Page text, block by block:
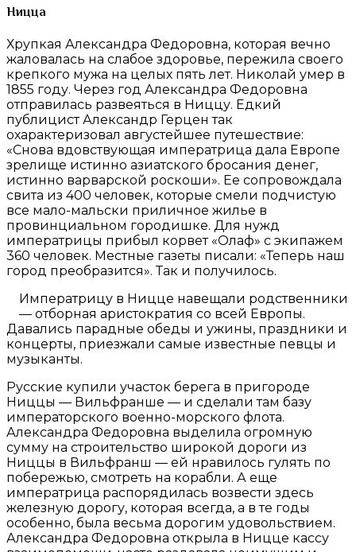
Ницца
Хрупкая Александра Федоровна, которая вечно
жаловалась на слабое здоровье, пережила своего
крепкого мужа на целых пять лет. Николай умер в
1855 году. Через год Александра Федоровна
отправилась развеяться в Ниццу. Едкий
публицист Александр Герцен так
охарактеризовал августейшее путешествие:
«Снова вдовствующая императрица дала Европе
зрелище истинно азиатского бросания денег,
истинно варварской роскоши». Ее сопровождала
свита из 400 человек, которые смели подчистую
все мало-мальски приличное жилье в
провинциальном городишке. Для нужд
императрицы прибыл корвет «Олаф» с экипажем
360 человек. Местные газеты писали: «Теперь наш
город преобразится». Так и получилось.
Императрицу в Ницце навещали родственники
— отборная аристократия со всей Европы.
Давались парадные обеды и ужины, праздники и
концерты, приезжали самые известные певцы и
музыканты.
Русские купили участок берега в пригороде
Ниццы — Вильфранше — и сделали там базу
императорского военно-морского флота.
Александра Федоровна выделила огромную
сумму на строительство широкой дороги из
Ниццы в Вильфранш — ей нравилось гулять по
побережью, смотреть на корабли. А еще
императрица распорядилась возвести здесь
железную дорогу, которая всегда, а в те годы
особенно, была весьма дорогим удовольствием.
Александра Федоровна открыла в Ницце кассу